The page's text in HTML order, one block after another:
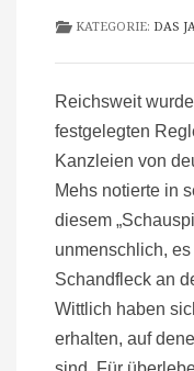
KATEGORIE: DAS
Reichsweit
festgelegten
Kanzleien von
Mehs notierte in
diesem
unmenschlich,
Schandfleck an
Wittlich haben
erhalten, auf